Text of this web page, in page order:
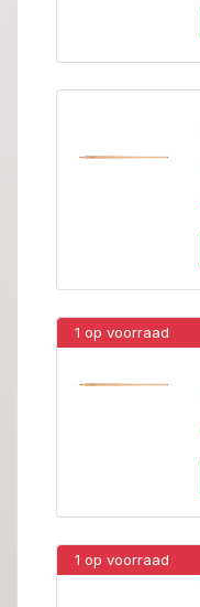
1 op voorraad
1 op voorraad